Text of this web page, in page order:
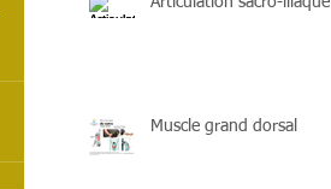
Muscle grand dorsal